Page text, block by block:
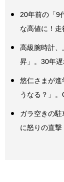
20年前の「9
な高値に！
高級腕時計
昇」。30年
悠仁さまが
うなる？」
ガラ空きの駐
に怒りの直撃